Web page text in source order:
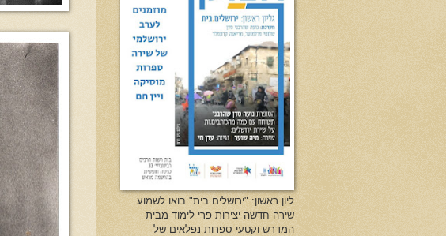
ליון ראשון: "ירושלים.בית" בואו לשמוע
שירה חדשה יצירות פרי לימוד מבית
המדרש וקטעי ספרות נפלאים של